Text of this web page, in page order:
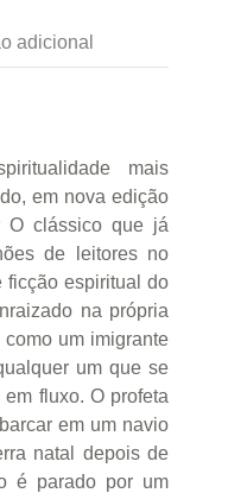
adicional
mais
em nova edição
O clássico que já
de leitores no
ficção espiritual do
na própria
um imigrante
um que se
fluxo. O profeta
em um navio
natal depois de
é parado por um